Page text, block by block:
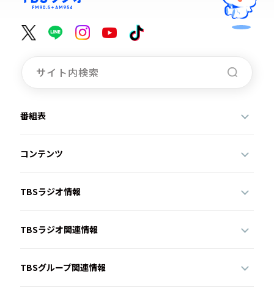
番組表
コンテンツ
TBSラジオ情報
TBSラジオ関連情報
TBSグループ関連情報